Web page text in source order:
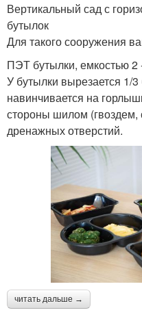
Вертикальный сад с
бутылок
Для такого сооружения
ПЭТ бутылки, емкостью 2
У бутылки вырезается 1/
навинчивается на
стороны шилом (гвоздем,
дренажных отверстий.
читать дальше →